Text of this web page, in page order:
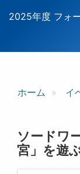
2025年度 フォ
ホーム イ
ソードワ
宮」を遊